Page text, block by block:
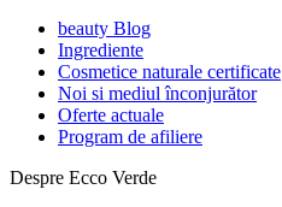
beauty Blog
Ingrediente
Cosmetice naturale certificate
Noi si mediul înconjurător
Oferte actuale
Program de afiliere
Despre Ecco Verde